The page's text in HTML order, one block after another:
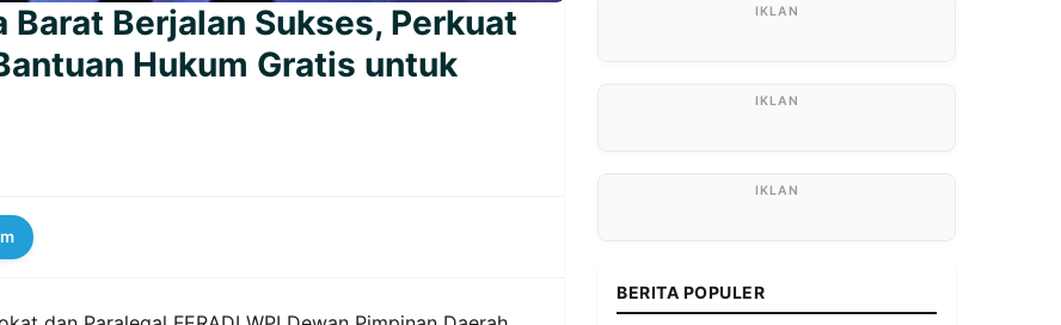
Barat Berjalan Sukses, Perkuat
Hukum Gratis untuk
BERITA POPULER